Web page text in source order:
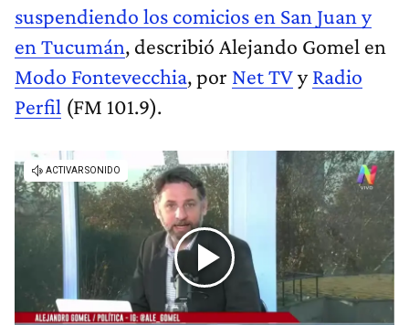
suspendiendo los comicios en San Juan y
en Tucumán, describió Alejando Gomel en
Modo Fontevecchia, por Net TVyRadio
Perfil (FM 101.9).